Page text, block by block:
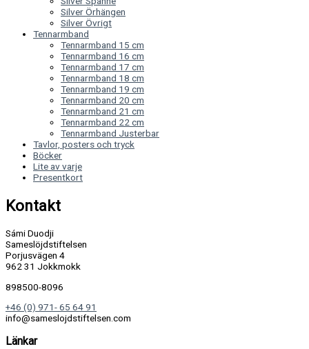
Silver Örhängen
Silver Övrigt
Tennarmband
Tennarmband 15 cm
Tennarmband 16 cm
Tennarmband 17 cm
Tennarmband 18 cm
Tennarmband 19 cm
Tennarmband 20 cm
Tennarmband 21 cm
Tennarmband 22 cm
Tennarmband Justerbar
Tavlor, posters och tryck
Böcker
Lite av varje
Presentkort
Kontakt
Sámi Duodji
Sameslöjdstiftelsen
Porjusvägen 4
962 31 Jokkmokk
898500-8096
+46 (0) 971- 65 64 91
info@sameslojdstiftelsen.com
Länkar